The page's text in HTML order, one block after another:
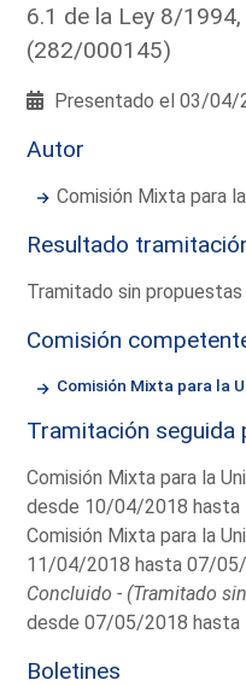
6.1 de la Ley 8/
(282/000145)
Presentado el 03/
Autor
Comisión Mixta para
Resultado
Tramitado sin
Comisión
Comisión Mixta para la
Tramitación seguida
Comisión Mixta para la
desde 10/04/2018
Comisión Mixta para la
11/04/2018 hasta 07/
Concluido - (Tramitado
desde 07/05/2018
Boletines